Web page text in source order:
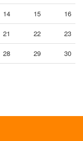
14 15 16
21 22 23
28 29 30